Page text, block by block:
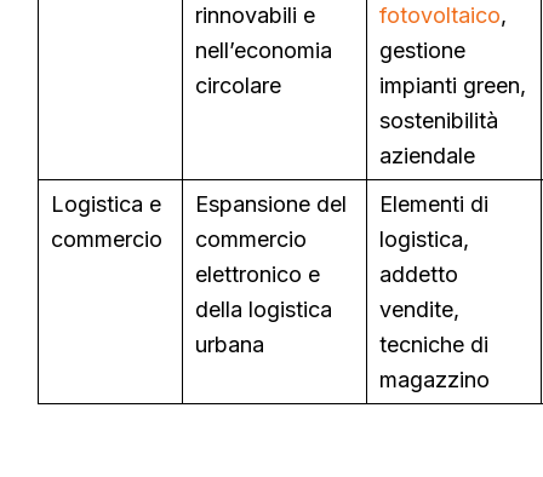
rinnovabili e
nell’economia
circolare
fotovoltaico,
gestione
impianti green,
sostenibilità
aziendale
Logistica e
commercio
Espansione del
commercio
elettronico e
della logistica
urbana
Elementi di
logistica,
addetto
vendite,
tecniche di
magazzino